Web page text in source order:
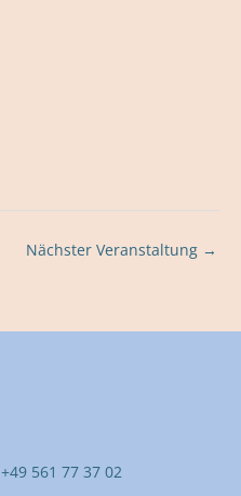
Nächster Veranstaltung →
+49 561 77 37 02